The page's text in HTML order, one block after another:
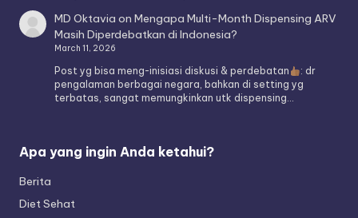
MD Oktavia onMengapa Multi-Month Dispensing ARV
Masih Diperdebatkan di Indonesia?
March 11, 2026
Post yg bisa meng-inisiasi diskusi & perdebatan
: dr
pengalaman berbagai negara, bahkan di setting yg
terbatas, sangat memungkinkan utk dispensing…
Apa yang ingin Anda ketahui?
Berita
Diet Sehat